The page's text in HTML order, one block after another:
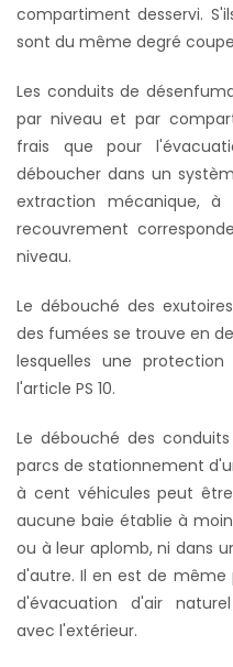
compartiment desservi.
sont du même degré
Les conduits de
par niveau et par
frais que pour
déboucher dans un
extraction mécanique,
recouvrement
niveau.
Le débouché des
des fumées se trouve en
lesquelles une
l'article PS 10.
Le débouché des
parcs de stationnement
à cent véhicules peut
aucune baie établie à
ou à leur aplomb, ni dans
d'autre. Il en est de même
d'évacuation d'air
avec l'extérieur.